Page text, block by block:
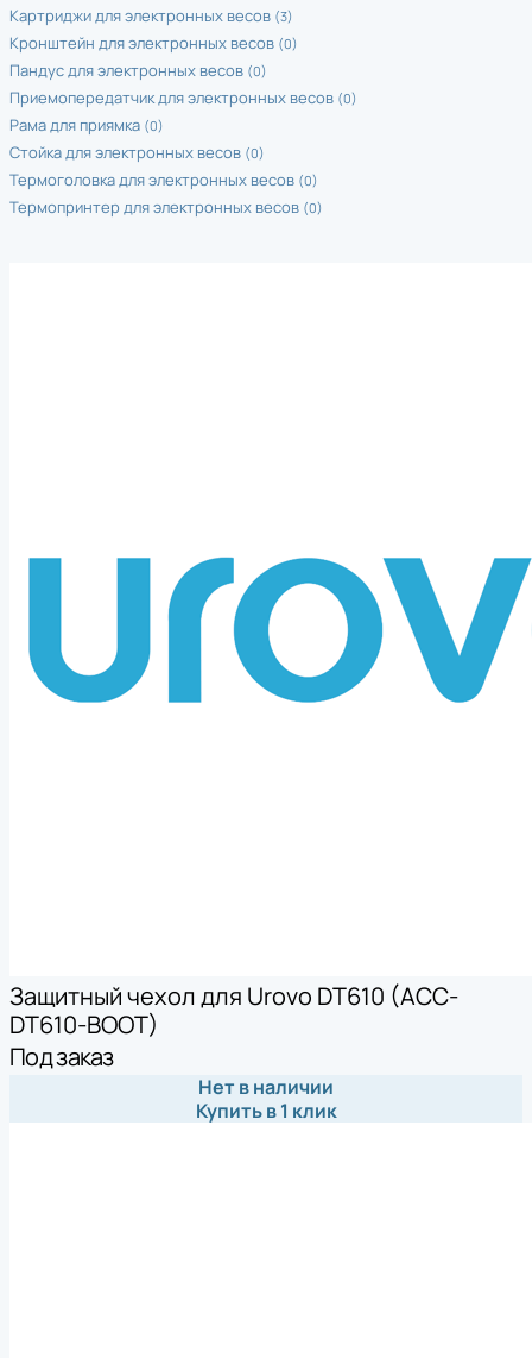
Картриджи для электронных весов (3)
Кронштейн для электронных весов (0)
Пандус для электронных весов (0)
Приемопередатчик для электронных весов (0)
Рама для приямка (0)
Стойка для электронных весов (0)
Термоголовка для электронных весов (0)
Термопринтер для электронных весов (0)
Защитный чехол для Urovo DT610 (ACC-
DT610-BOOT)
Под заказ
Нет в наличии
Купить в 1 клик